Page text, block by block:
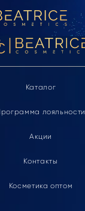
Каталог
лояльности
Акции
Контакты
Косметика оптом